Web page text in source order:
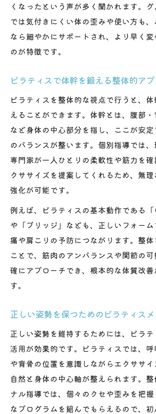
くなったという声が多く聞かれます。
では気付きにくい体の歪みや使い方も
なら細やかにサポートされ、より早く
のが特徴です。
ピラティスで体幹を鍛える整体的ア
ピラティスを整体的な視点で行うと、
えることができます。体幹とは、腹部
など身体の中心部分を指し、ここが安
のバランスが整います。個別指導では
専門家が一人ひとりの柔軟性や筋力を
クササイズを提案してくれるため、無
強化が可能です。
例えば、ピラティスの基本動作である「
や「ブリッジ」なども、正しいフォー
痛や肩こりの予防につながります。整
ことで、筋肉のアンバランスや関節の
確にアプローチでき、根本的な体質改善
す。
正しい姿勢を保つためのピラティス
正しい姿勢を維持するためには、ピラ
活用が効果的です。ピラティスでは、呼
や背骨の位置を意識しながらエクササイ
自然と身体の中心軸が整えられます。
ナル指導では、個々のクセや歪みを把
なプログラムを組んでもらえるので、